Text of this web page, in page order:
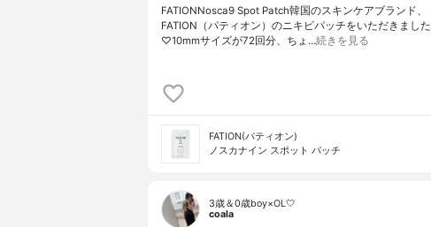
FATIONNosca9 Spot Patch韓国のスキンケアブランド、
FATION（パティオン）のニキビパッチをいただきました
♡10mmサイズが72回分、ちょ…続きを見る
FATION(パティオン)
ノスカナイン スポット パッチ
3歳＆0歳boy×OL🤍
coala